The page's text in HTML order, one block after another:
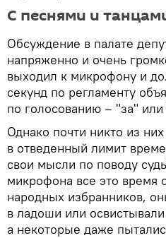
С песнями и
Обсуждение в палате
напряженно и очень
выходил к микрофону и
секунд по регламенту
по голосованию – "за"
Однако почти никто из
в отведенный лимит
свои мысли по поводу
микрофона все это время
народных избранников,
в ладоши или
а некоторые даже